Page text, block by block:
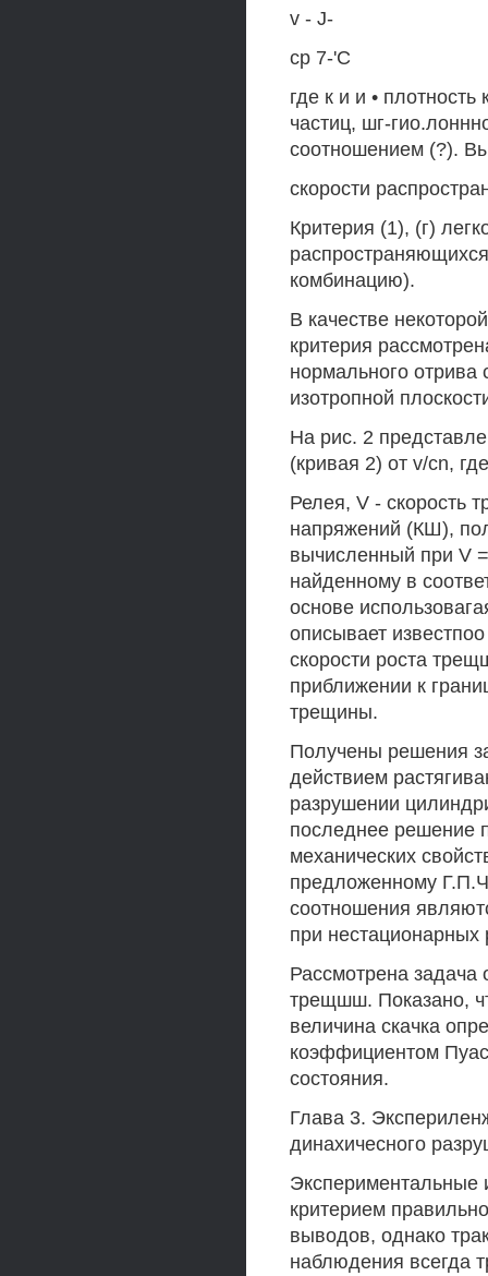
v - J-
ср 7-'С
где к и и •
частиц, шг-
соотношением (?).
скорости
Критерия (1), (г)
комбинацию).
В качестве
критерия
нормального отрива
изотропной
На рис. 2
(кривая 2) от v/cn,
Релея, V - скорость
напряжений (КШ),
вычисленный при V
найденному в
основе
описывает
скорости роста
приближении к
трещины.
Получены решения
действием
разрушении
последнее решение
механических
предложенному
соотношения
при
Рассмотрена задача
трещшш. Показано,
величина скачка
коэффициентом
состояния.
Глава 3.
динахичесного
Экспериментальные
критерием
выводов, однако
наблюдения всегда